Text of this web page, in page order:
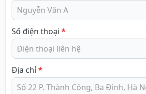
Số điện thoại *
Địa chỉ*